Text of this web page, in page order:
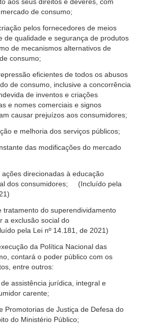
aos seus direitos e deveres, com
de consumo;
pelos fornecedores de meios
de qualidade e segurança de produtos
de mecanismos alternativos de
consumo;
eficientes de todos os abusos
de consumo, inclusive a concorrência
de inventos e criações
e nomes comerciais e signos
causar prejuízos aos consumidores;
e melhoria dos serviços públicos;
das modificações do mercado
direcionadas à educação
dos consumidores; (Incluído pela
tratamento do superendividamento
a exclusão social do
pela Lei nº 14.181, de 2021)
da Política Nacional das
contará o poder público com os
entre outros:
assistência jurídica, integral e
carente;
Promotorias de Justiça de Defesa do
do Ministério Público;